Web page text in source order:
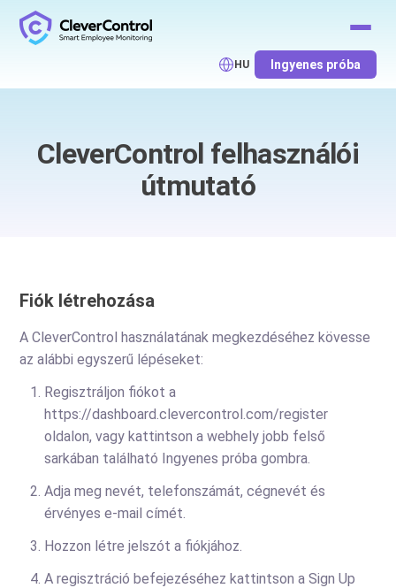
HU Ingyenes próba
CleverControl felhasználói
útmutató
Fiók létrehozása
A CleverControl használatának megkezdéséhez kövesse
az alábbi egyszerű lépéseket:
Regisztráljon fiókot a
https://dashboard.clevercontrol.com/register
oldalon, vagy kattintson a webhely jobb felső
sarkában található Ingyenes próba gombra.
Adja meg nevét, telefonszámát, cégnevét és
érvényes e-mail címét.
Hozzon létre jelszót a fiókjához.
A regisztráció befejezéséhez kattintson a Sign Up